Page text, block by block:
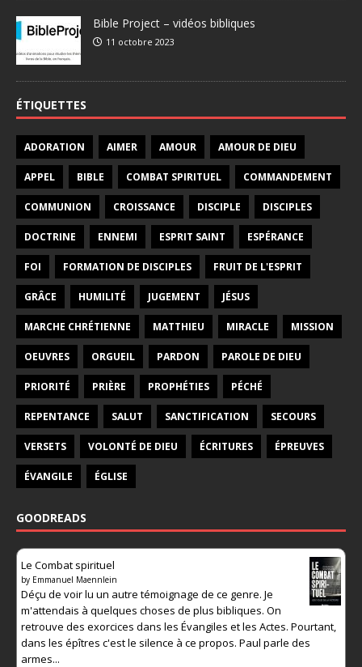
Bible Project – vidéos bibliques
11 octobre 2023
ÉTIQUETTES
ADORATION AIMER AMOUR AMOUR DE DIEU
APPEL BIBLE COMBAT SPIRITUEL COMMANDEMENT
COMMUNION CROISSANCE DISCIPLE DISCIPLES
DOCTRINE ENNEMI ESPRIT SAINT ESPÉRANCE
FOI FORMATION DE DISCIPLES FRUIT DE L'ESPRIT
GRÂCE HUMILITÉ JUGEMENT JÉSUS
MARCHE CHRÉTIENNE MATTHIEU MIRACLE MISSION
OEUVRES ORGUEIL PARDON PAROLE DE DIEU
PRIORITÉ PRIÈRE PROPHÉTIES PÉCHÉ
REPENTANCE SALUT SANCTIFICATION SECOURS
VERSETS VOLONTÉ DE DIEU ÉCRITURES ÉPREUVES
ÉVANGILE ÉGLISE
GOODREADS
Le Combat spirituel
by Emmanuel Maennlein
Déçu de voir lu un autre témoignage de ce genre. Je
m'attendais à quelques choses de plus bibliques. On
retrouve des exorcices dans les Évangiles et les Actes. Pourtant,
dans les épîtres c'est le silence à ce propos. Paul parle des
armes...